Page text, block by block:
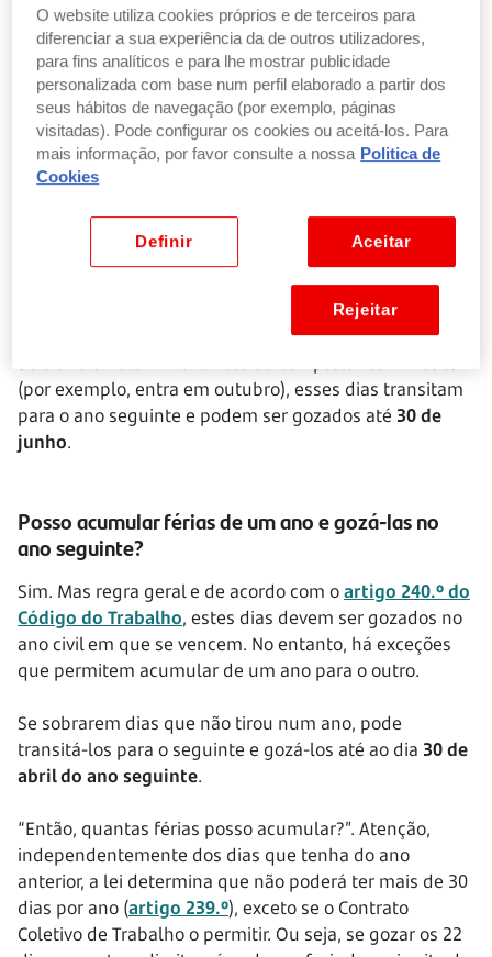
completar6 meses de trabalho
Por exemplo:
Se entrou a1 de marçona empresa e trabalhou de
forma contínua até agosto (6 meses completos), a
Se continuar a trabalhar até ao fim do ano, pode
(por exemplo, entra em outubro), esses dias transitam
para o ano seguinte e podem ser gozados até 30 de
junho.
Posso acumular férias de um ano e gozá-las no
ano seguinte?
Sim. Mas regra geral e de acordo com oartigo 240.º do
Código do Trabalho, estes dias devem ser gozados no
ano civil em que se vencem. No entanto, há exceções
que permitem acumular de um ano para o outro.
Se sobrarem dias que não tirou num ano, pode
transitá-los para o seguinte e gozá-los até ao dia 30 de
abril do ano seguinte.
“Então, quantas férias posso acumular?”. Atenção,
independentemente dos dias que tenha do ano
anterior, a lei determina que não poderá ter mais de 30
dias por ano (artigo 239.º), exceto se o Contrato
Coletivo de Trabalho o permitir. Ou seja, se gozar os 22
O website utiliza cookies próprios e de terceiros para
diferenciar a sua experiência da de outros utilizadores,
para fins analíticos e para lhe mostrar publicidade
personalizada com base num perfil elaborado a partir dos
seus hábitos de navegação (por exemplo, páginas
visitadas). Pode configurar os cookies ou aceitá-los. Para
mais informação, por favor consulte a nossa Politica de
Cookies
Aceitar
Definir
Rejeitar